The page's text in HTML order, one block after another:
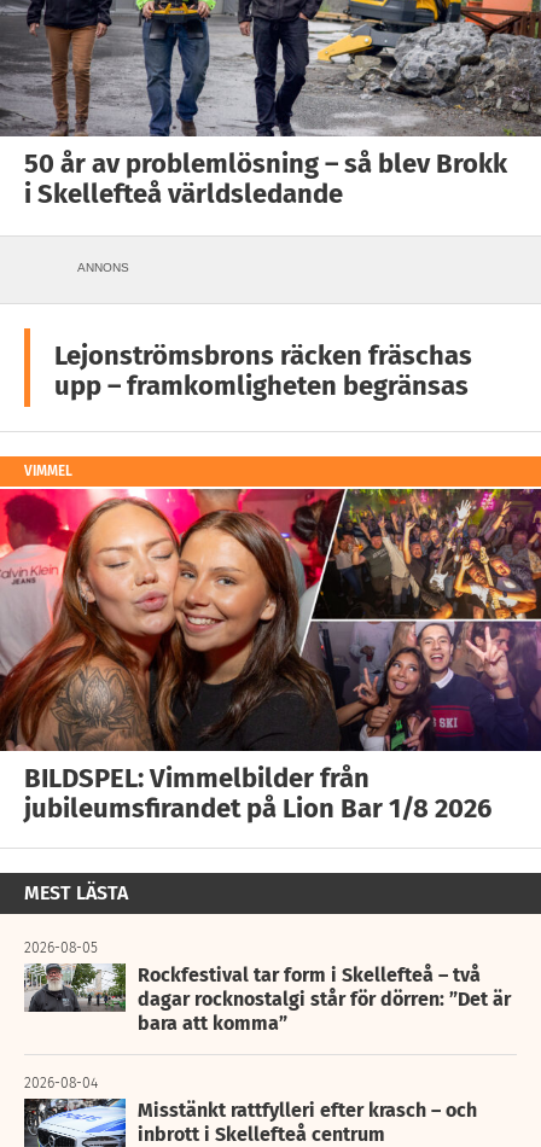
50 år av problemlösning – så blev Brokk
i Skellefteå världsledande
ANNONS
Lejonströmsbrons räcken fräschas
upp – framkomligheten begränsas
VIMMEL
BILDSPEL: Vimmelbilder från
jubileumsfirandet på Lion Bar 1/8 2026
MEST LÄSTA
2026-08-05
Rockfestival tar form i Skellefteå – två
dagar rocknostalgi står för dörren: ”Det är
bara att komma”
2026-08-04
Misstänkt rattfylleri efter krasch – och
inbrott i Skellefteå centrum